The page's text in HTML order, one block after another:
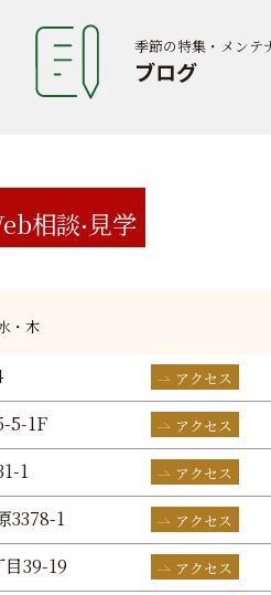
季節の特集・メンテ
ブログ
相談 見学
・木
アクセス
5-1F アクセス
1 アクセス
3378-1 アクセス
39-19 アクセス